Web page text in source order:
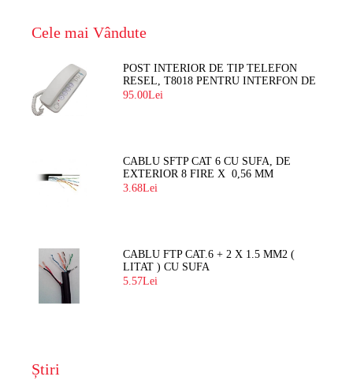
Cele mai Vândute
POST INTERIOR DE TIP TELEFON
RESEL, T8018 PENTRU INTERFON DE
BLOC
95.00Lei
CABLU SFTP CAT 6 CU SUFA, DE
EXTERIOR 8 FIRE X 0,56 MM
3.68Lei
CABLU FTP CAT.6 + 2 X 1.5 MM2 (
LITAT ) CU SUFA
5.57Lei
Știri